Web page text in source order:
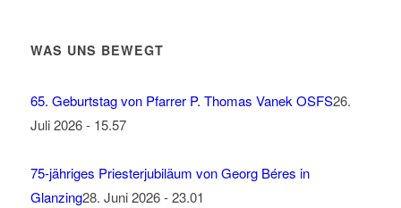
WAS UNS BEWEGT
65. Geburtstag von Pfarrer P. Thomas Vanek OSFS26.
Juli 2026 - 15.57
75-jähriges Priesterjubiläum von Georg Béres in
Glanzing28. Juni 2026 - 23.01